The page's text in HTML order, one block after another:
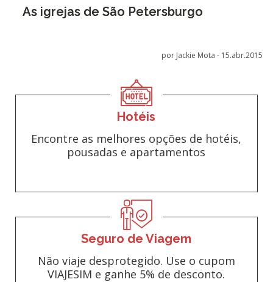
As igrejas de São Petersburgo
por Jackie Mota - 15.abr.2015
Hotéis
Encontre as melhores opções de hotéis,
pousadas e apartamentos
Seguro de Viagem
Não viaje desprotegido. Use o cupom
VIAJESIM e ganhe 5% de desconto.